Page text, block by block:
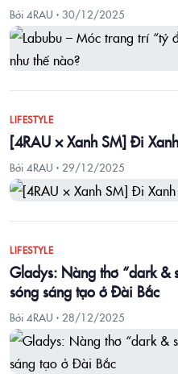
Bởi 4RAU · 30/12/2025
LIFESTYLE
[4RAU × Xanh SM] Đi
Bởi 4RAU · 29/12/2025
LIFESTYLE
Gladys: Nàng thơ “dark &
sóng sáng tạo ở Đài Bắc
Bởi 4RAU · 28/12/2025